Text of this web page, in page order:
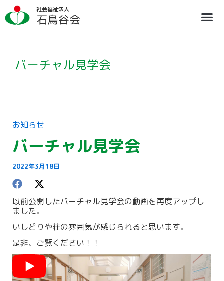
容
を
社会福祉法人
石鳥谷会
バーチャル見学会
お知らせ
バーチャル見学会
2022年3月18日
以前公開したバーチャル見学会の動画を再度アップし
ました。
いしどりや荘の雰囲気が感じられると思います。
是非、ご覧ください！！
ア
ー
カ